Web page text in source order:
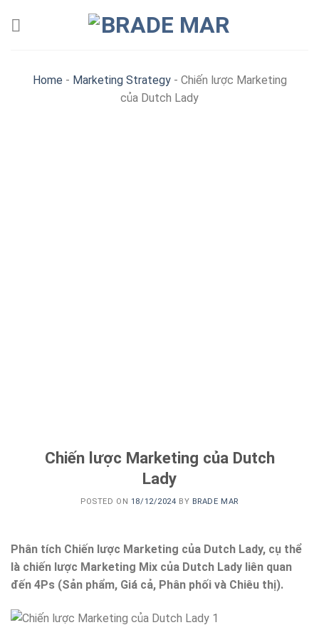
Home - Marketing Strategy- Chiến lược Marketing
của Dutch Lady
Chiến lược Marketing của Dutch
Lady
POSTED ON 18/12/2024 BY BRADE MAR
Phân tích Chiến lược Marketing của Dutch Lady, cụ thể
là chiến lược Marketing Mix của Dutch Lady liên quan
đến 4Ps (Sản phẩm, Giá cả, Phân phối và Chiêu thị).